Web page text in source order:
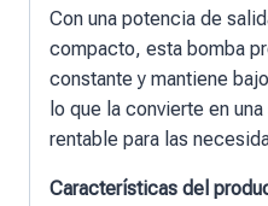
Con una potencia de
compacto, esta bomba
constante y mantiene
lo que la convierte en
rentable para las
Características del